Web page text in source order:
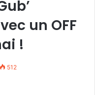
un OFF
!
512